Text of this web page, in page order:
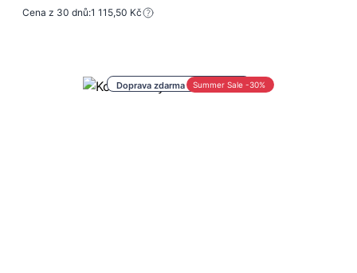
Cena z 30 dnů:1 115,50 Kč
Doprava zdarma nad 1 000 Kč
Summer Sale -30%